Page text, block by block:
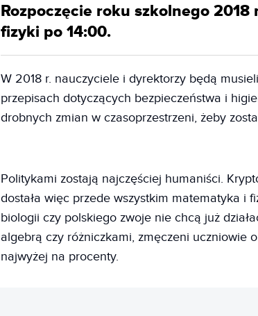
Rozpoczęcie roku szkolnego
fizyki po 14:00.
W 2018 r. nauczyciele i dyrektorzy będą
przepisach dotyczących bezpieczeństwa i
drobnych zmian w czasoprzestrzeni, żeby
Politykami zostają najczęściej humaniści.
dostała więc przede wszystkim matematyka i
biologii czy polskiego zwoje nie chcą już
algebrą czy różniczkami, zmęczeni uczniowie
najwyżej na procenty.